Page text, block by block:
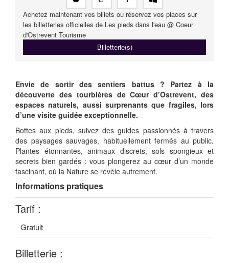
Achetez maintenant vos billets ou réservez vos places sur
les billetteries officielles de Les pieds dans l'eau @ Coeur
d'Ostrevent Tourisme
Billetterie(s)
Envie de sortir des sentiers battus ? Partez à la
découverte des tourbières de Cœur d’Ostrevent, des
espaces naturels, aussi surprenants que fragiles, lors
d’une visite guidée exceptionnelle.
Bottes aux pieds, suivez des guides passionnés à travers
des paysages sauvages, habituellement fermés au public.
Plantes étonnantes, animaux discrets, sols spongieux et
secrets bien gardés : vous plongerez au cœur d’un monde
fascinant, où la Nature se révèle autrement.
Informations pratiques
Tarif :
Gratuit
Billetterie :